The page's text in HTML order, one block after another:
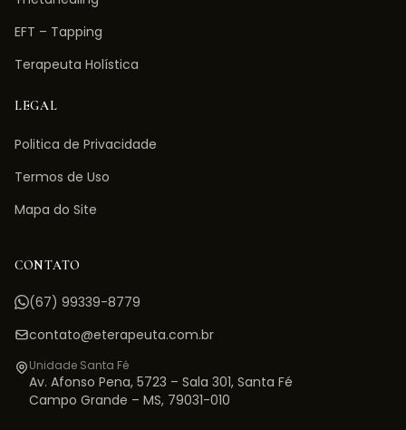
EFT – Tapping
Terapeuta Holística
LEGAL
Politica de Privacidade
Termos de Uso
Mapa do Site
CONTATO
(67) 99339-8779
contato@eterapeuta.com.br
Unidade Santa Fé
Av. Afonso Pena, 5723 – Sala 301, Santa Fé
Campo Grande – MS, 79031-010